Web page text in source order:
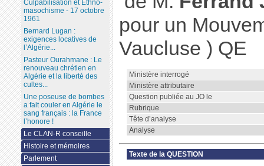
pour un
Vaucluse ) QE
Ministère interrogé
Ministère attributaire
Question publiée au JO le
Rubrique
Tête d’analyse
Analyse
Texte de la QUESTION
Culpabilisation et Ethno-
masochisme - 17 octobre
1961
Bernard Lugan :
exigences locatives de
l’Algérie...
Pasteur Ourahmane : Le
renouveau chrétien en
Algérie et la liberté des
cultes...
Une poseuse de bombes
a fait couler en Algérie le
sang français : la France
l’honore !
Le CLAN-R conseille
Histoire et mémoires
Parlement